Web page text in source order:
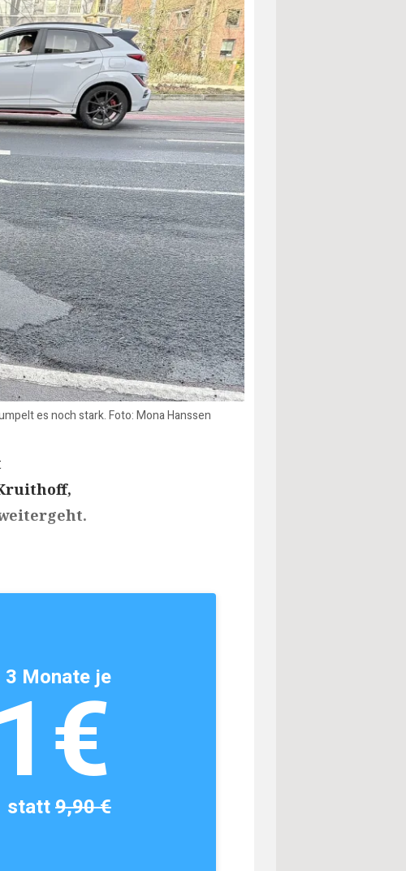
es noch stark. Foto: Mona Hanssen
3 Monate je
1€
statt9,90 €